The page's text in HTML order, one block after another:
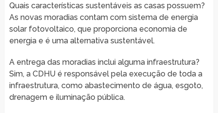
Quais características sustentáveis as casas possuem?
As novas moradias contam com sistema de energia
solar fotovoltaico, que proporciona economia de
energia e é uma alternativa sustentável.
A entrega das moradias inclui alguma infraestrutura?
Sim, a CDHU é responsável pela execução de toda a
infraestrutura, como abastecimento de água, esgoto,
drenagem e iluminação pública.